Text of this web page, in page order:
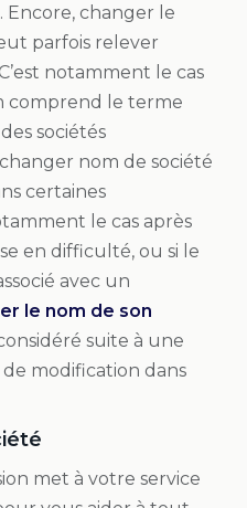
Encore, changer le
parfois relever
notamment le cas
comprend le terme
sociétés
nom de société
certaines
le cas après
en difficulté, ou si le
avec un
le nom de son
suite à une
modification dans
met à votre service